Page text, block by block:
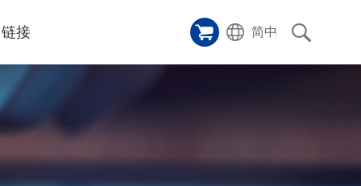
激光切割机
橱窗
用影片
功案例
链接 简中